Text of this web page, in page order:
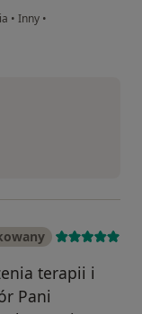
• Inny •
terapii i
Pani